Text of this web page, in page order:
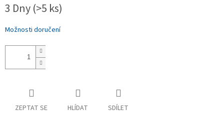
cena:
3 Dny(>5 ks)
Možnosti doručení
ZEPTAT SE HLÍDAT SDÍLET